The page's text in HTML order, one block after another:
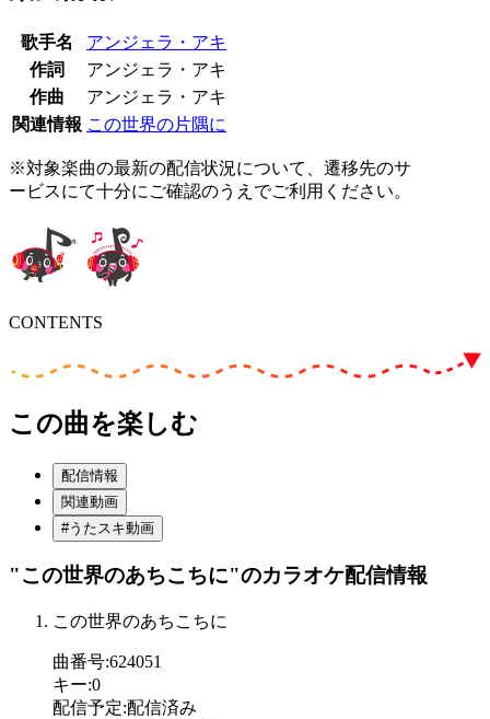
歌手名
アンジェラ・アキ
作詞
アンジェラ・アキ
作曲
アンジェラ・アキ
関連情報 この世界の片隅に
※対象楽曲の最新の配信状況について、遷移先のサ
ービスにて十分にご確認のうえでご利用ください。
CONTENTS
この曲を楽しむ
配信情報
関連動画
#うたスキ動画
"この世界のあちこちに"のカラオケ配信情報
この世界のあちこちに
曲番号:624051
キー:0
配信予定:配信済み